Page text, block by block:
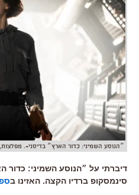
״הנוסע השמיני: כדור הארץ״ בדיסני+.
דיברתי על ״הנוסע השמיני:
סינמסקופ ברדיו הקצה. האזינו ב